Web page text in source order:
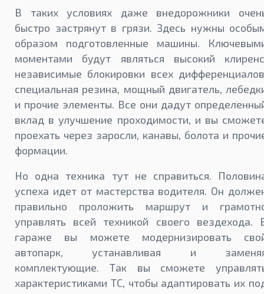
В таких условиях даже внедорожники
быстро застрянут в грязи. Здесь нужны
образом подготовленные машины.
моментами будут являться высокий
независимые блокировки всех
специальная резина, мощный двигатель,
и прочие элементы. Все они дадут
вклад в улучшение проходимости, и вы
проехать через заросли, канавы, болота и
формации.
Но одна техника тут не справиться.
успеха идет от мастерства водителя. Он
правильно проложить маршрут и
управлять всей техникой своего вездехода.
гараже вы можете модернизировать
автопарк, устанавливая и
комплектующие. Так вы сможете
характеристиками ТС, чтобы адаптировать их